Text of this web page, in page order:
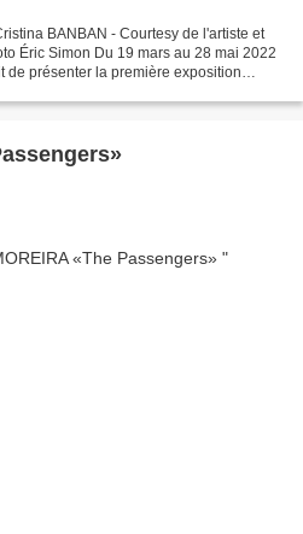
BANBAN - Courtesy de l'artiste et
Éric Simon Du 19 mars au 28 mai 2022
de présenter la première exposition